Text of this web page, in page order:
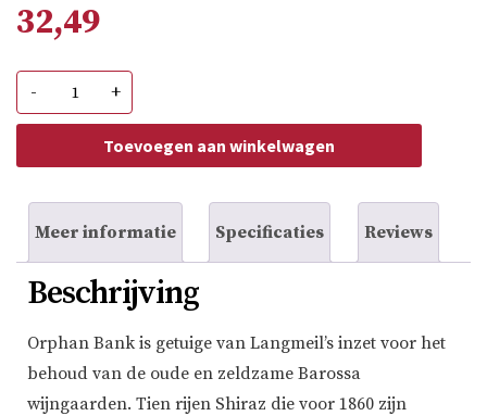
32,49
-
Orphan
Bank
+
Toevoegen aan winkelwagen
Meer informatie Specificaties Reviews
Beschrijving
Orphan Bank is getuige van Langmeil’s inzet voor het
behoud van de oude en zeldzame Barossa
wijngaarden. Tien rijen Shiraz die voor 1860 zijn